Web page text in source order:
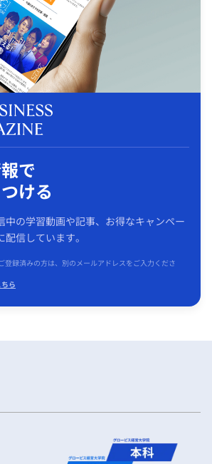
で
ける
中の学習動画や記事、お得なキャンペー
信しています。
登録済みの方は、別のメールアドレスをご入力くださ
ら